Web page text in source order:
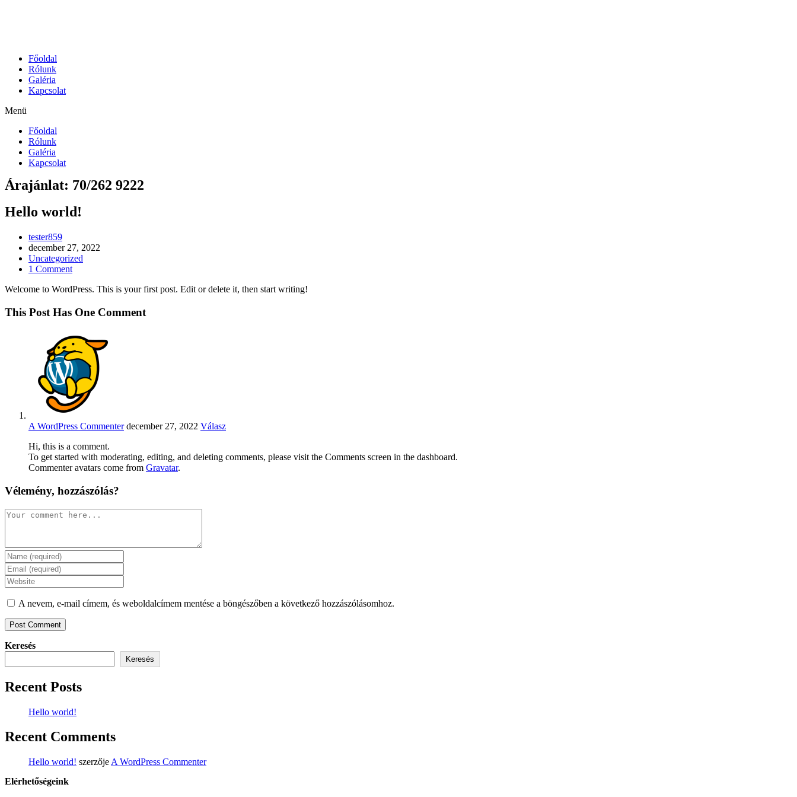
Főoldal
Rólunk
Galéria
Kapcsolat
Menü
Főoldal
Rólunk
Galéria
Kapcsolat
Árajánlat: 70/262 9222
Hello world!
Post
author:
tester859
Post
published:
december 27, 2022
Post
category:
Uncategorized
Post
1 Comment
Welcome to WordPress. This is your first post. Edit or delete it, then start writing!
This Post Has One Comment
A WordPress Commenter december 27, 2022 Válasz
Hi, this is a comment.
To get started with moderating, editing, and deleting comments, please visit the Comments screen in the dashboard.
Commenter avatars come from Gravatar.
Vélemény, hozzászólás?
Comment
Enter
your
name
or
username
to
comment
Enter
your
email
address
to
comment
Enter
your
website
(optional)
A nevem, e-mail címem, és weboldalcímem mentése a böngészőben a következő hozzászólásomhoz.
Keresés
Keresés
Recent Posts
Hello world!
Recent Comments
Hello world! szerzője A WordPress Commenter
Elérhetőségeink